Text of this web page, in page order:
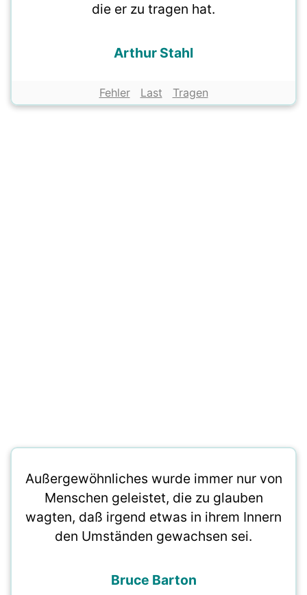
die er zu tragen hat.
Arthur Stahl
Fehler Last Tragen
Außergewöhnliches wurde immer nur von
Menschen geleistet, die zu glauben
wagten, daß irgend etwas in ihrem Innern
den Umständen gewachsen sei.
Bruce Barton